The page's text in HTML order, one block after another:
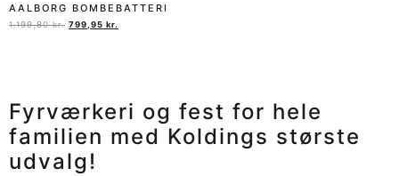
AALBORG BOMBEBATTERI
1.199,80kr. 799,95 kr.
Fyrværkeri og fest for hele
familien med Koldings største
udvalg!